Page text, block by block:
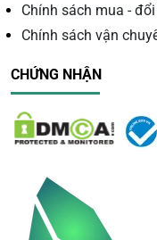
Độ cứng: 7,0/10
Tỷ trọng: 2,6
Màu vết vạch:
Ánh: Thuỷ tinh
Tinh hệ: Thoi
Trong
dụng để tạo ra xung
bản cho các mạch
Chính sách mua - đổi
Chính sách vận
CHỨNG NHẬN